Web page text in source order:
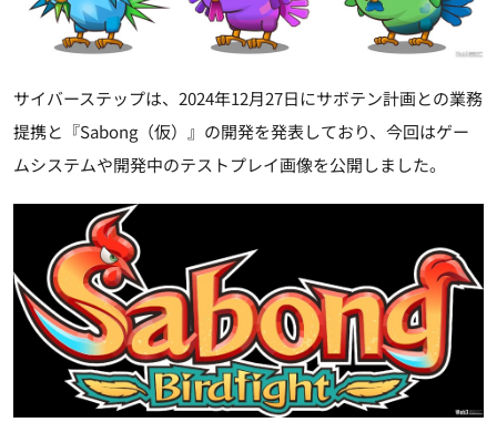
サイバーステップは、2024年12月27日にサボテン計画との業務
提携と『Sabong（仮）』の開発を発表しており、今回はゲー
ムシステムや開発中のテストプレイ画像を公開しました。